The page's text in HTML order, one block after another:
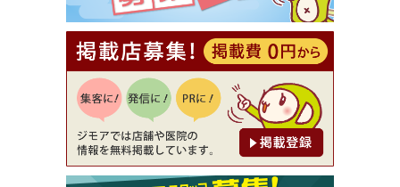
理5品+2時間飲み放題）（創作イタリアン Pia Cu
ore（ピアクオーレ））
[有効期限]2026年9月30日
【ジモア読者特典1】料理全品20％OFF ※18時以
降（創作イタリアン Pia Cuore（ピアクオーレ））
[有効期限]2026年9月30日
【ジモア限定②】初回割引 特価 鼻毛脱毛 半額 2,2
00円⇒1,100円（メンズ専門ワックス脱毛サロン Mi
ckle（ミックル））
[有効期限]2026年9月30日